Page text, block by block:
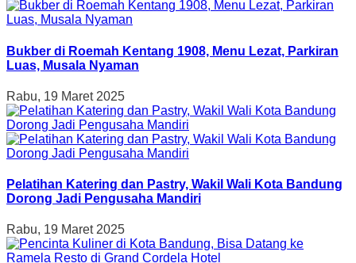
Bukber di Roemah Kentang 1908, Menu Lezat, Parkiran
Luas, Musala Nyaman
Rabu, 19 Maret 2025
Pelatihan Katering dan Pastry, Wakil Wali Kota Bandung
Dorong Jadi Pengusaha Mandiri
Rabu, 19 Maret 2025